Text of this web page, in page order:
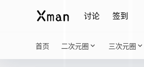
讨论 签到
首页 二次元圈 三次元圈